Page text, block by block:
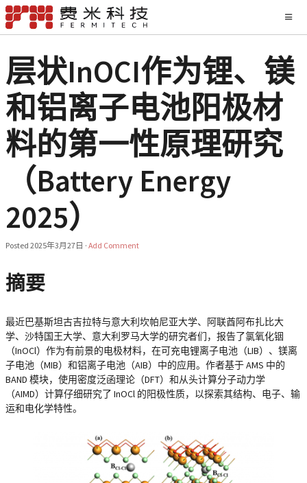
层状InOCI作为锂、镁
和铝离子电池阳极材
料的第一性原理研究
（Battery Energy
2025）
Posted 2025年3月27日 · Add Comment
摘要
最近巴基斯坦古吉拉特与意大利坎帕尼亚大学、阿联酋阿布扎比大
学、沙特国王大学、意大利罗马大学的研究者们，报告了氯氧化铟
（InOCl）作为有前景的电极材料，在可充电锂离子电池（LIB）、镁离
子电池（MIB）和铝离子电池（AIB）中的应用。作者基于 AMS 中的
BAND 模块，使用密度泛函理论（DFT）和从头计算分子动力学
（AIMD）计算仔细研究了 InOCl 的阳极性质，以探索其结构、电子、输
运和电化学特性。